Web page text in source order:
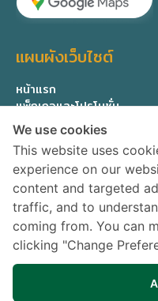
แผนผังเว็บไซต์
หน้าแรก
แพ็กเกจและโปรโมชั่น
ทีมแพทย์ผู้เชี่ยวชาญ
เกี่ยวกับเรา
ติดต่อสอบถาม
Privacy Policy
ติดตามข่าวสาร
We use cookies
This website uses
experience on our
content and targeted
traffic, and to
coming from. You can
clicking "Change